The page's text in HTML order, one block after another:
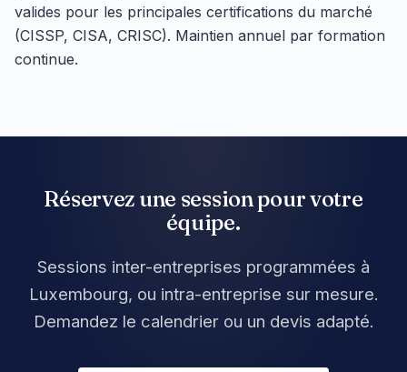
valides pour les principales certifications du marché
(CISSP, CISA, CRISC). Maintien annuel par formation
continue.
Réservez une session pour votre
équipe.
Sessions inter-entreprises programmées à
Luxembourg, ou intra-entreprise sur mesure.
Demandez le calendrier ou un devis adapté.